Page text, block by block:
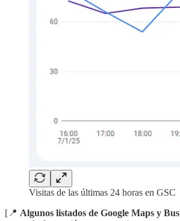
Visitas de las últimas 24 horas en GSC
[📍 Algunos listados de Google Maps y